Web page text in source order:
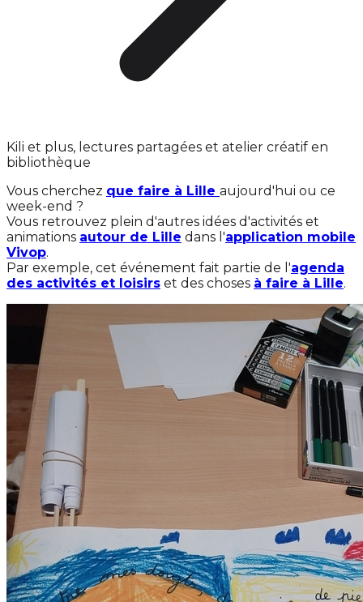
Kili et plus, lectures partagées et atelier créatif en
bibliothèque
Vous cherchez que faire à Lille aujourd'hui ou ce
week-end ?
Vous retrouvez plein d'autres idées d'activités et
animations autour de Lille dans l'application mobile
Vivop.
Par exemple, cet événement fait partie de l'agenda
des activités et loisirs et des choses à faire à Lille.